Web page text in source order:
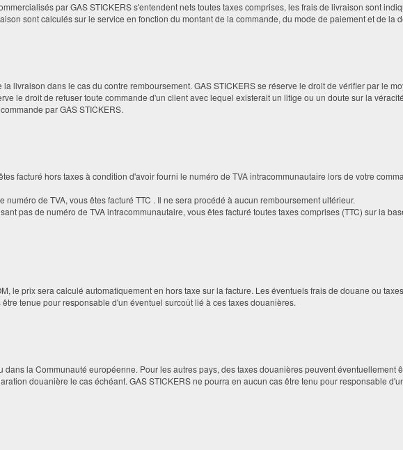
par GAS STICKERS s'entendent nets toutes taxes comprises, les frais de livraison sont
sont calculés sur le service en fonction du montant de la commande, du mode de paiement et de la
livraison dans le cas du contre remboursement. GAS STICKERS se réserve le droit de vérifier par le
le droit de refuser toute commande d'un client avec lequel existerait un litige ou un doute sur la
par GAS STICKERS.
facturé hors taxes à condition d'avoir fourni le numéro de TVA intracommunautaire lors de votre
de TVA, vous êtes facturé TTC . Il ne sera procédé à aucun remboursement ultérieur.
pas de numéro de TVA intracommunautaire, vous êtes facturé toutes taxes comprises (TTC) sur la
le prix sera calculé automatiquement en hors taxe sur la facture. Les éventuels frais de douane ou
tenue pour responsable d'un éventuel surcoût lié à ces taxes douanières.
la Communauté européenne. Pour les autres pays, des taxes douanières peuvent éventuellement
douanière le cas échéant. GAS STICKERS ne pourra en aucun cas être tenu pour responsable